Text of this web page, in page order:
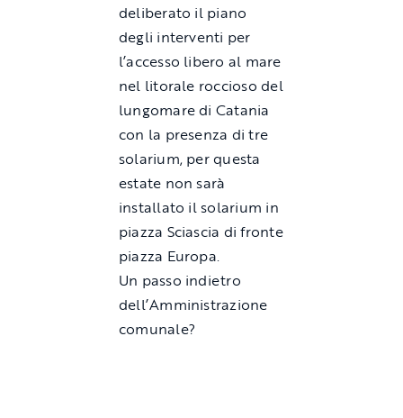
deliberato il piano
degli interventi per
l’accesso libero al mare
nel litorale roccioso del
lungomare di Catania
con la presenza di tre
solarium, per questa
estate non sarà
installato il solarium in
piazza Sciascia di fronte
piazza Europa.
Un passo indietro
dell’Amministrazione
comunale?